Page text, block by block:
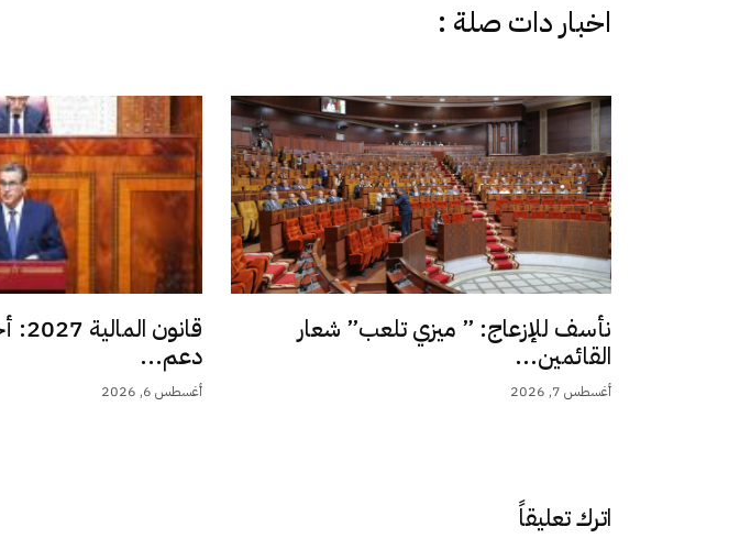
اخبار دات صلة :
نأسف للإزعاج: ” ميزي تلعب” شعار
القائمين...
أغسطس 7, 2026
دعم...
أغسطس 6, 2026
اترك تعليقاً